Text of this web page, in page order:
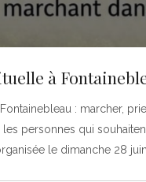
à
: marcher,
personnes qui
le dimanche 28